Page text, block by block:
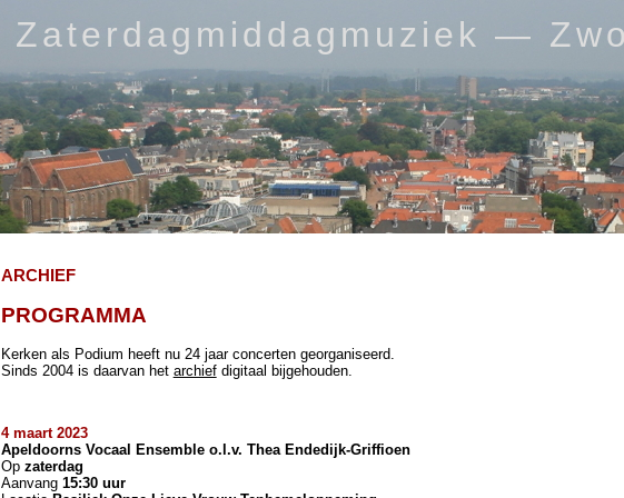
Zaterdagmiddagmuziek —
ARCHIEF
PROGRAMMA
Kerken als Podium heeft nu 24 jaar concerten georganiseerd.
Sinds 2004 is daarvan het archiefdigitaal bijgehouden.
4 maart 2023
Apeldoorns Vocaal Ensemble o.l.v. Thea Endedijk-Griffioen
Op zaterdag
Aanvang 15:30 uur